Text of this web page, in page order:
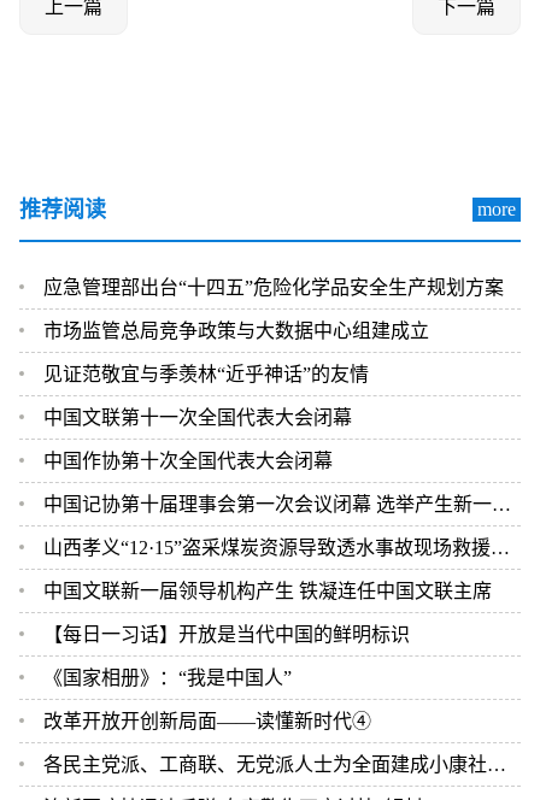
上一篇 下一篇
推荐阅读 more
应急管理部出台“十四五”危险化学品安全生产规划方案
市场监管总局竞争政策与大数据中心组建成立
见证范敬宜与季羡林“近乎神话”的友情
中国文联第十一次全国代表大会闭幕
中国作协第十次全国代表大会闭幕
中国记协第十届理事会第一次会议闭幕 选举产生新一届中国记协领导机构
山西孝义“12·15”盗采煤炭资源导致透水事故现场救援结束 2人遇难
中国文联新一届领导机构产生 铁凝连任中国文联主席
【每日一习话】开放是当代中国的鲜明标识
《国家相册》：“我是中国人”
改革开放开创新局面——读懂新时代④
各民主党派、工商联、无党派人士为全面建成小康社会作贡献评选表彰大会在京举行 汪洋出席并讲话